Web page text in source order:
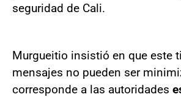
seguridad de Cali.
Murgueitio insistió en que este
mensajes no pueden ser
corresponde a las autoridades